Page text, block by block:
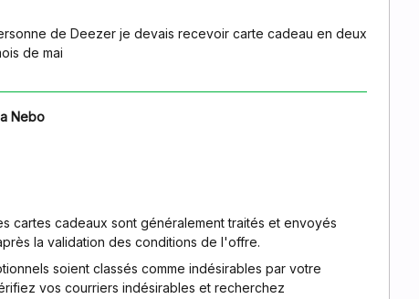
de Deezer je devais recevoir carte cadeau en deux
de mai
Nebo
cartes cadeaux sont généralement traités et envoyés
la validation des conditions de l'offre.
soient classés comme indésirables par votre
vos courriers indésirables et recherchez